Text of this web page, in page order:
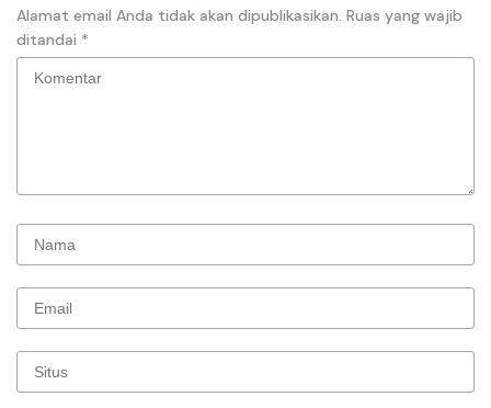
Alamat email Anda tidak akan dipublikasikan. Ruas yang wajib
ditandai *